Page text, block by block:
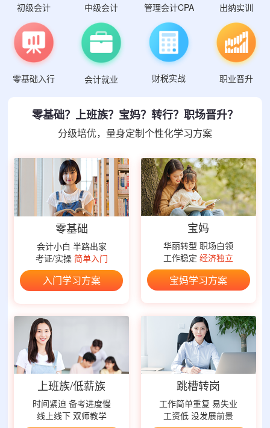
初级会计 中级会计 管理会计CPA 出纳实训
零基础入行 会计就业 财税实战 职业晋升
零基础？上班族？宝妈？转行？职场晋升？
分级培优，量身定制个性化学习方案
零基础
会计小白 半路出家
考证/实操 简单入门
入门学习方案
宝妈
华丽转型 职场白领
工作稳定经济独立
宝妈学习方案
上班族/低薪族
时间紧迫 备考进度慢
线上线下 双师教学
跳槽转岗
工作简单重复 易失业
工资低 没发展前景